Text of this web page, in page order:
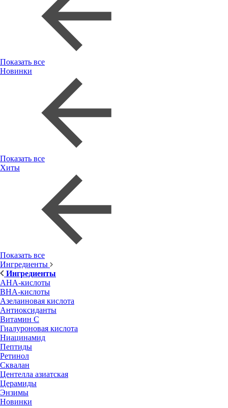
Показать все
Новинки
Показать все
Хиты
Показать все
Ингредиенты
Ингредиенты
AHA-кислоты
BHA-кислоты
Азелаиновая кислота
Антиоксиданты
Витамин С
Гиалуроновая кислота
Ниацинамид
Пептиды
Ретинол
Сквалан
Центелла азиатская
Церамиды
Энзимы
Новинки